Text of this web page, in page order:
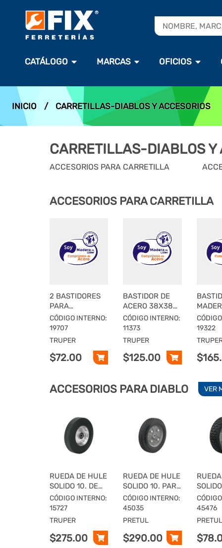
CATÁLOGO MARCAS OFICIOS
INICIO / CARRETILLAS-DIABLOS Y ACCESORIOS
CARRETILLAS-DIABLOS Y
ACCESORIOS PARA CARRETILLA
ACCESORIOS PARA CARRETILLA
2 BASTIDORES
PARA
CARRETILLA
CAT-KID,
CÓDIGO INTERNO:
19707
TRUPER
$72.00
BASTIDOR DE
ACERO 38X38
MM PARA
CARRETILLA
CÓDIGO INTERNO:
11373
TRUPER
$125.00
MM
19322
ACCESORIOS PARA DIABLO VER
RUEDA DE HULE
SOLIDO 10. DE
ALTO
DESEMPENO,
DOBLE BALERO
CÓDIGO INTERNO:
15727
TRUPER
$275.00
RUEDA DE HULE
SOLIDO 10. PARA
DIABLO, DOBLE
BALERO,
PRETUL
CÓDIGO INTERNO:
45035
PRETUL
$290.00
PARA
UN
45476
PRETUL